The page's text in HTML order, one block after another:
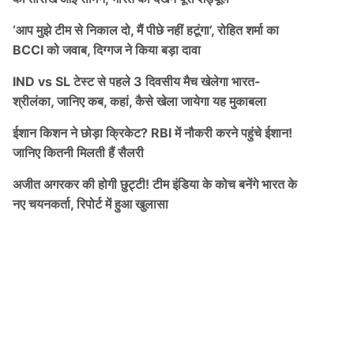
‘आप मुझे टीम से निकाल दो, मैं पीछे नहीं हटूंगा’, रोहित शर्मा का
BCCI को जवाब, दिग्गज ने किया बड़ा दावा
IND vs SL टेस्ट से पहले 3 दिवसीय मैच खेलेगा भारत-
श्रीलंका, जानिए कब, कहां, कैसे खेला जायेगा यह मुकाबला
ईशान किशन ने छोड़ा क्रिकेट? RBI में नौकरी करने पहुंचे ईशान!
जानिए कितनी मिलती हैं सैलरी
अजीत अगरकर की होगी छुट्टी! टीम इंडिया के कोच बनेंगे भारत के
नए चयनकर्ता, रिपोर्ट में हुआ खुलासा